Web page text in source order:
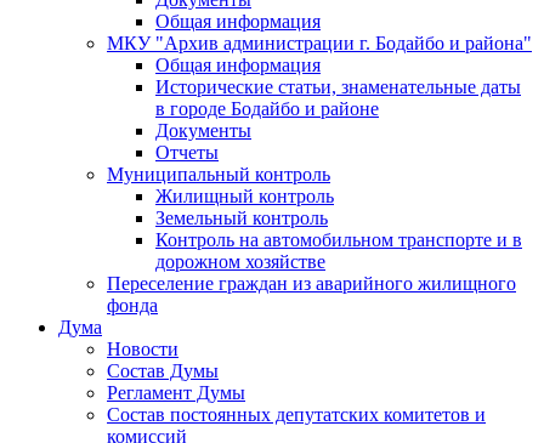
Общая информация
МКУ "Архив администрации г. Бодайбо и района"
Общая информация
Исторические статьи, знаменательные даты
в городе Бодайбо и районе
Документы
Отчеты
Муниципальный контроль
Жилищный контроль
Земельный контроль
Контроль на автомобильном транспорте и в
дорожном хозяйстве
Переселение граждан из аварийного жилищного
фонда
Дума
Новости
Состав Думы
Регламент Думы
Состав постоянных депутатских комитетов и
комиссий